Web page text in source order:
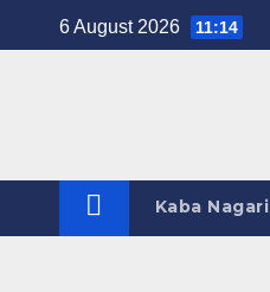
6 August 2026 11:14
Kaba Nagari